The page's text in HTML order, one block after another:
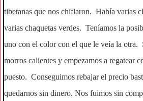
tibetanas que nos chiflaron. Había varias
varias chaquetas verdes. Teníamos la
uno con el color con el que le veía la otra.
morros calientes y empezamos a regatear
puesto. Conseguimos rebajar el precio
quedarnos sin dinero. Nos fuimos sin